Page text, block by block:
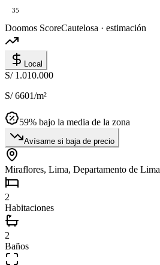
35
Doomos ScoreCautelosa · estimación
Local
S/ 1.010.000
S/ 6601/m²
59% bajo la media de la zona
Avísame si baja de precio
Miraflores, Lima, Departamento de Lima
2
Habitaciones
2
Baños